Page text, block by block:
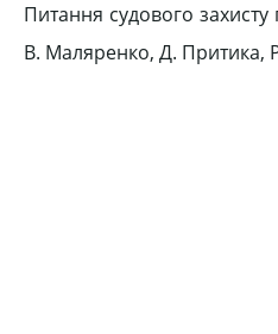
Питання судового
В. Маляренко, Д. Притика,